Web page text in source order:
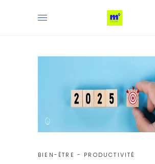
BIEN-ÊTRE - PRODUCTIVITÉ